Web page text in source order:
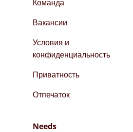
Команда
Вакансии
Условия и
конфиденциальность
Приватность
Отпечаток
Needs